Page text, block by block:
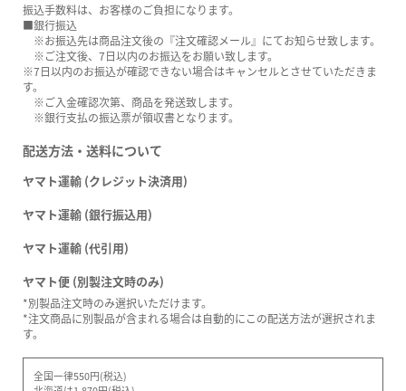
振込手数料は、お客様のご負担になります。
■銀行振込
※お振込先は商品注文後の『注文確認メール』にてお知らせ致します。
※ご注文後、7日以内のお振込をお願い致します。
※7日以内のお振込が確認できない場合はキャンセルとさせていただきま
す。
※ご入金確認次第、商品を発送致します。
※銀行支払の振込票が領収書となります。
配送方法・送料について
ヤマト運輸 (クレジット決済用)
ヤマト運輸 (銀行振込用)
ヤマト運輸 (代引用)
ヤマト便 (別製注文時のみ)
*別製品注文時のみ選択いただけます。
*注文商品に別製品が含まれる場合は自動的にこの配送方法が選択されま
す。
全国一律550円(税込)